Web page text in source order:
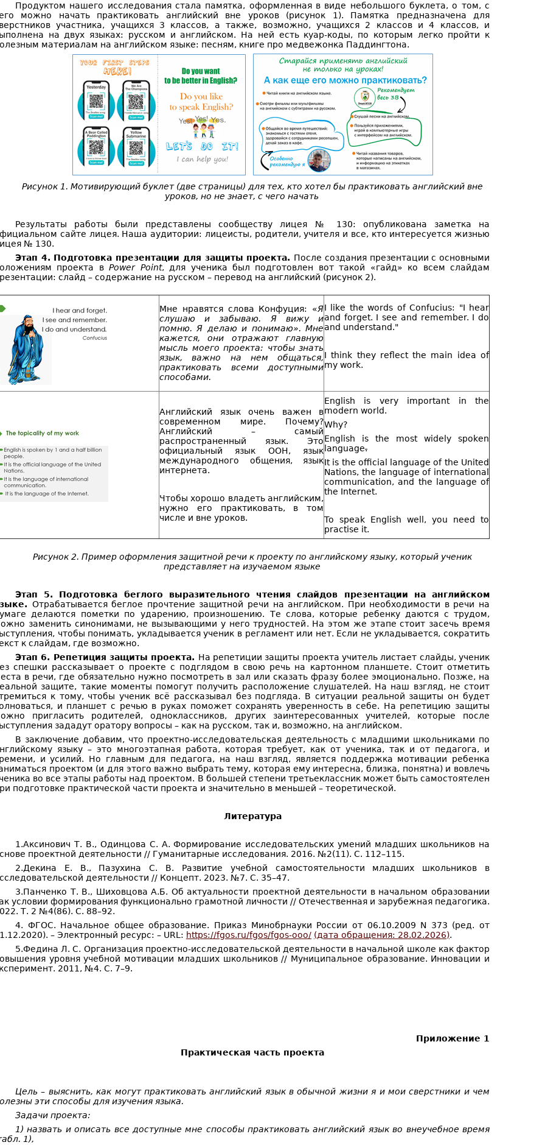
Продуктом нашего исследования стала памятка, оформленная в виде небольшого буклета, о том, с
можно начать практиковать английский вне уроков (рисунок 1). Памятка предназначена для
участника, учащихся 3 классов, а также, возможно, учащихся 2 классов и 4 классов, и
на двух языках: русском и английском. На ней есть куар-коды, по которым легко пройти к
материалам на английском языке: песням, книге про медвежонка Паддингтона.
Рисунок 1. Мотивирующий буклет (две страницы) для тех, кто хотел бы практиковать английский вне
уроков, но не знает, с чего начать
Результаты работы были представлены сообществу лицея № 130: опубликована заметка на
сайте лицея. Наша аудитории: лицеисты, родители, учителя и все, кто интересуется жизнью
№ 130.
Этап 4. Подготовка презентации для защиты проекта. После создания презентации с основными
проекта вPower Point, для ученика был подготовлен вот такой «гайд» ко всем слайдам
слайд – содержание на русском – перевод на английский (рисунок 2).
Мне нравятся слова Конфуция: «Я
слушаю и забываю. Я вижу и
помню. Я делаю и понимаю». Мне
кажется, они отражают главную
мысль моего проекта: чтобы знать
язык, важно на нем общаться,
практиковать всеми доступными
способами.
I like the words of Confucius: "I hear
and forget. I see and remember. I do
and understand."
I think they reflect the main idea of
my work.
Английский язык очень важен в
современном мире. Почему?
Английский – самый
распространенный язык. Это
официальный язык ООН, язык
международного общения, язык
интернета.
Чтобы хорошо владеть английским,
нужно его практиковать, в том
числе и вне уроков.
English is very important in the
modern world.
Why?
English is the most widely spoken
language.
It is the official language of the United
Nations, the language of international
communication, and the language of
the Internet.
To speak English well, you need to
practise it.
Рисунок 2. Пример оформления защитной речи к проекту по английскому языку, который ученик
представляет на изучаемом языке
Этап 5. Подготовка беглого выразительного чтения слайдов презентации на английском
Отрабатывается беглое прочтение защитной речи на английском. При необходимости в речи на
делаются пометки по ударению, произношению. Те слова, которые ребенку даются с трудом,
заменить синонимами, не вызывающими у него трудностей. На этом же этапе стоит засечь время
чтобы понимать, укладывается ученик в регламент или нет. Если не укладывается, сократить
к слайдам, где возможно.
Этап 6. Репетиция защиты проекта. На репетиции защиты проекта учитель листает слайды, ученик
спешки рассказывает о проекте с подглядом в свою речь на картонном планшете. Стоит отметить
в речи, где обязательно нужно посмотреть в зал или сказать фразу более эмоционально. Позже, на
защите, такие моменты помогут получить расположение слушателей. На наш взгляд, не стоит
к тому, чтобы ученик всё рассказывал без подгляда. В ситуации реальной защиты он будет
и планшет с речью в руках поможет сохранять уверенность в себе. На репетицию защиты
пригласить родителей, одноклассников, других заинтересованных учителей, которые после
зададут оратору вопросы – как на русском, так и, возможно, на английском.
В заключение добавим, что проектно-исследовательская деятельность с младшими школьниками по
языку – это многоэтапная работа, которая требует, как от ученика, так и от педагога, и
и усилий. Но главным для педагога, на наш взгляд, является поддержка мотивации ребенка
проектом (и для этого важно выбрать тему, которая ему интересна, близка, понятна) и вовлечь
во все этапы работы над проектом. В большей степени третьеклассник может быть самостоятелен
подготовке практической части проекта и значительно в меньшей – теоретической.
Литература
1.Аксинович Т. В., Одинцова С. А. Формирование исследовательских умений младших школьников на
проектной деятельности // Гуманитарные исследования. 2016. №2(11). C. 112–115.
2.Декина Е. В., Пазухина С. В. Развитие учебной самостоятельности младших школьников в
деятельности // Концепт. 2023. №7. С. 35–47.
3.Панченко Т. В., Шиховцова А.Б. Об актуальности проектной деятельности в начальном образовании
условии формирования функционально грамотной личности // Отечественная и зарубежная педагогика.
Т. 2 №4(86). С. 88–92.
4. ФГОС. Начальное общее образование. Приказ Минобрнауки России от 06.10.2009 N 373 (ред. от
– Электронный ресурс: – URL: https://fgos.ru/fgos/fgos-ooo/ (дата обращения: 28.02.2026).
5.Федина Л. С. Организация проектно-исследовательской деятельности в начальной школе как фактор
уровня учебной мотивации младших школьников // Муниципальное образование. Инновации и
2011, №4. С. 7–9.
Приложение 1
Практическая часть проекта
Цель – выяснить, как могут практиковать английский язык в обычной жизни я и мои сверстники и чем
эти способы для изучения языка.
Задачи проекта:
1) назвать и описать все доступные мне способы практиковать английский язык во внеучебное время
1),